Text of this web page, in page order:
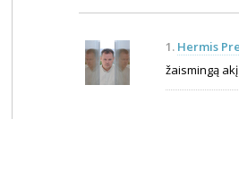
1. Hermis
žaismingą